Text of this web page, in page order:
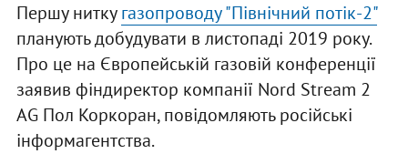
Першу ниткугазопроводу "Північний потік-2"
планують добудувати в листопаді 2019 року.
Про це на Європейській газовій конференції
заявив фіндиректор компанії Nord Stream 2
AG Пол Коркоран, повідомляють російські
інформагентства.